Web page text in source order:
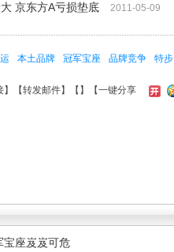
京东方A亏损垫底 2011-05-09
本土品牌 冠军宝座 品牌竞争 特步
】【转发邮件】【 】 【一键分享
宝座岌岌可危